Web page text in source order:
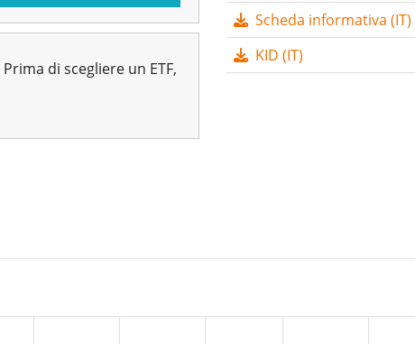
Prima di scegliere un ETF,
iShares iBonds Dec 2026
EUR (Acc) è l’ETF più
UCITS. L’ETF replica la
ETF EUR (Acc) è un ETF
Scheda informativa (IT)
KID (IT)